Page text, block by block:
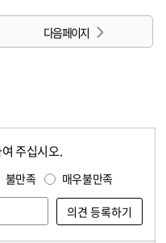
다음 페이지
주십시오.
불만족 매우불만족